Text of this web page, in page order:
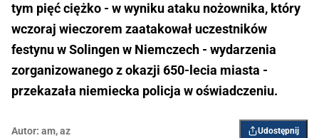
tym pięć ciężko - w wyniku ataku nożownika, który
wczoraj wieczorem zaatakował uczestników
festynu w Solingen w Niemczech - wydarzenia
zorganizowanego z okazji 650-lecia miasta -
przekazała niemiecka policja w oświadczeniu.
Autor: am,az Udostępnij